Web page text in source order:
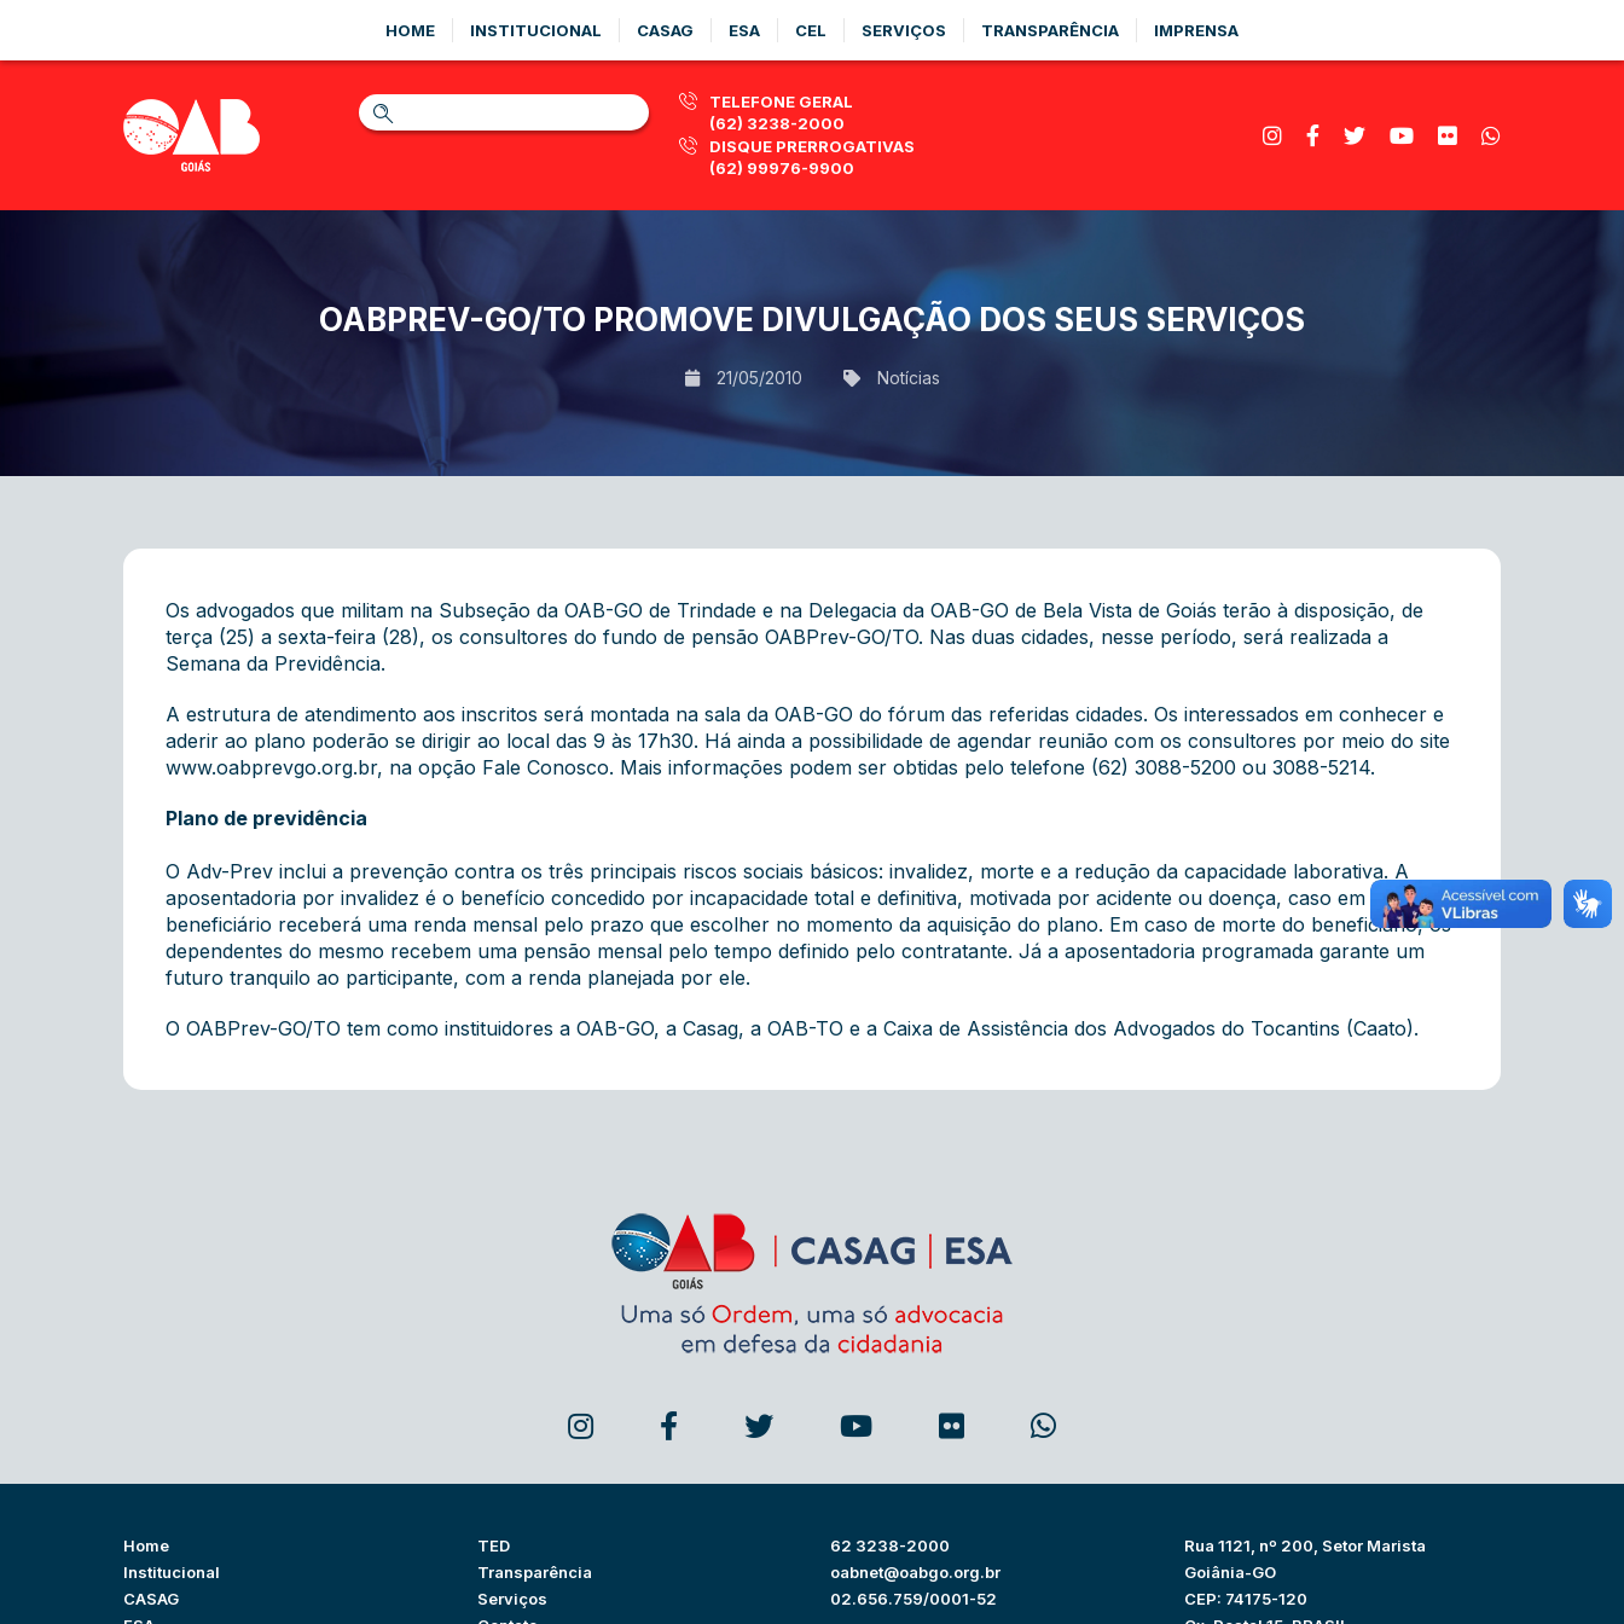
HOME INSTITUCIONAL CASAG ESA CEL SERVIÇOS TRANSPARÊNCIA IMPRENSA
TELEFONE GERAL
(62) 3238-2000
DISQUE PRERROGATIVAS
(62) 99976-9900
OABPREV-GO/TO PROMOVE DIVULGAÇÃO DOS SEUS SERVIÇOS
21/05/2010 Notícias
Os advogados que militam na Subseção da OAB-GO de Trindade e na Delegacia da OAB-GO de Bela Vista de Goiás terão à disposição, de
terça (25) a sexta-feira (28), os consultores do fundo de pensão OABPrev-GO/TO. Nas duas cidades, nesse período, será realizada a
Semana da Previdência.
A estrutura de atendimento aos inscritos será montada na sala da OAB-GO do fórum das referidas cidades. Os interessados em conhecer e
aderir ao plano poderão se dirigir ao local das 9 às 17h30. Há ainda a possibilidade de agendar reunião com os consultores por meio do site
www.oabprevgo.org.br, na opção Fale Conosco. Mais informações podem ser obtidas pelo telefone (62) 3088-5200 ou 3088-5214.
Plano de previdência
O Adv-Prev inclui a prevenção contra os três principais riscos sociais básicos: invalidez, morte e a redução da capacidade laborativa. A
aposentadoria por invalidez é o benefício concedido por incapacidade total e definitiva, motivada por acidente ou doença, caso em que o
beneficiário receberá uma renda mensal pelo prazo que escolher no momento da aquisição do plano. Em caso de morte do beneficiário, os
dependentes do mesmo recebem uma pensão mensal pelo tempo definido pelo contratante. Já a aposentadoria programada garante um
futuro tranquilo ao participante, com a renda planejada por ele.
O OABPrev-GO/TO tem como instituidores a OAB-GO, a Casag, a OAB-TO e a Caixa de Assistência dos Advogados do Tocantins (Caato).
Home
Institucional
CASAG
TED
Transparência
Serviços
62 3238-2000
oabnet@oabgo.org.br
02.656.759/0001-52
Rua 1121, nº 200, Setor Marista
Goiânia-GO
CEP: 74175-120